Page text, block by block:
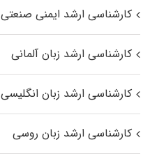
کارشناسی ارشد ایمنی صنعتی
کارشناسی ارشد زبان آلمانی
کارشناسی ارشد زبان انگلیسی
کارشناسی ارشد زبان روسی